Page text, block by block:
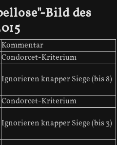
Bild des
Kommentar
Condorcet-Kriterium
Ignorieren knapper Siege (bis 8)
Condorcet-Kriterium
Ignorieren knapper Siege (bis 3)